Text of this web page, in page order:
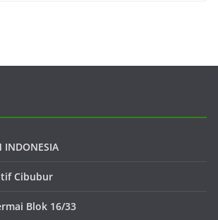
INDONESIA
Cibubur
Blok 16/33